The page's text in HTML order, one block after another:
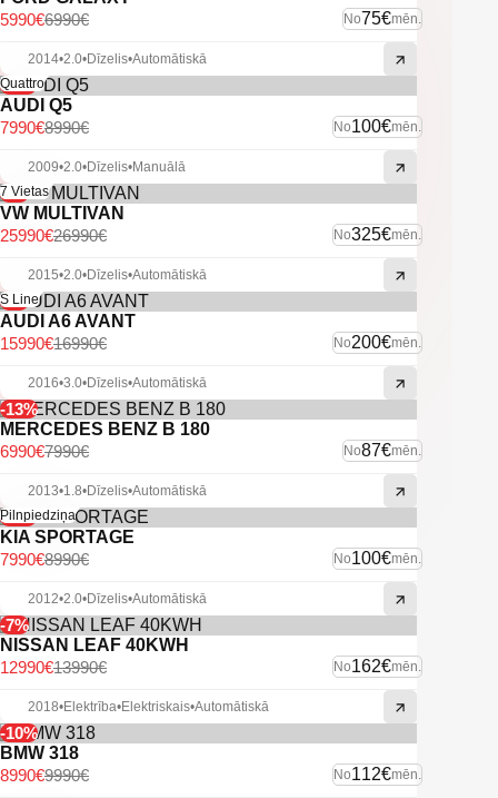
No75€mēn.
6990€
5990€
2014•2.0•Dīzelis•Automātiskā
-11%
Quattro
AUDI Q5
No100€mēn.
8990€
7990€
2009•2.0•Dīzelis•Manuālā
-4%
7 Vietas
VW MULTIVAN
No325€mēn.
26990€
25990€
2015•2.0•Dīzelis•Automātiskā
-6%
S Line
AUDI A6 AVANT
No200€mēn.
16990€
15990€
2016•3.0•Dīzelis•Automātiskā
-13%
MERCEDES BENZ B 180
No87€mēn.
7990€
6990€
2013•1.8•Dīzelis•Automātiskā
-11%
Pilnpiedziņa
KIA SPORTAGE
No100€mēn.
8990€
7990€
2012•2.0•Dīzelis•Automātiskā
-7%
NISSAN LEAF 40KWH
No162€mēn.
13990€
12990€
2018•Elektrība•Elektriskais•Automātiskā
-10%
BMW 318
No112€mēn.
9990€
8990€